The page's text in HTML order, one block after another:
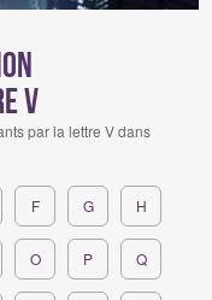
V
par la lettre V dans
F G H
O P Q